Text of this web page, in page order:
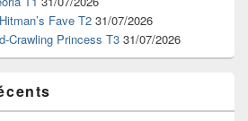
Fave T2 31/07/2026
Crawling Princess T3 31/07/2026